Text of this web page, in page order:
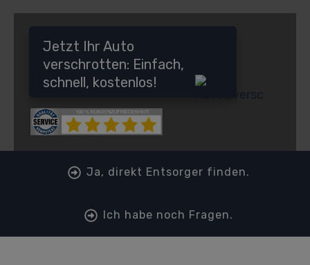
Jetzt Ihr Auto
verschrotten: Einfach,
schnell, kostenlos!
Ja, direkt Entsorger finden.
Ich habe noch Fragen.